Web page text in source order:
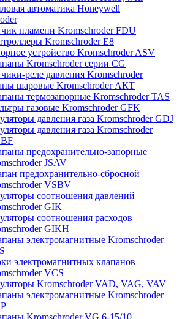
автоматика Honeywell
пламени Kromschroder FDU
Kromschroder E8
устройство Kromschroder ASV
Kromschroder серии CG
реле давления Kromschroder
шаровые Kromschroder АКТ
термозапорные Kromschroder TAS
газовые Kromschroder GFK
давления газа Kromschroder GDJ
давления газа Kromschroder
предохранительно-запорные
JSAV
предохранительно-сбросной
VSBV
соотношения давлений
GIK
соотношения расходов
GIKH
электромагнитные Kromschroder
электромагнитных клапанов
VCS
Kromschroder VAD, VAG, VAV
электромагнитные Kromschroder
Kromschroder VG 6-15/10